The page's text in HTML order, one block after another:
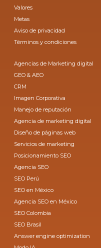
Valores
Metas
Aviso de privacidad
Términos y condiciones
Agencias de Marketing digital
GEO & AEO
CRM
Imagen Corporativa
Manejo de reputación
Agencia de marketing digital
Diseño de páginas web
Servicios de marketing
Posicionamiento SEO
Agencia SEO
SEO Perú
SEO en México
Agencia SEO en México
SEO Colombia
SEO Brasil
Answer engine optimization